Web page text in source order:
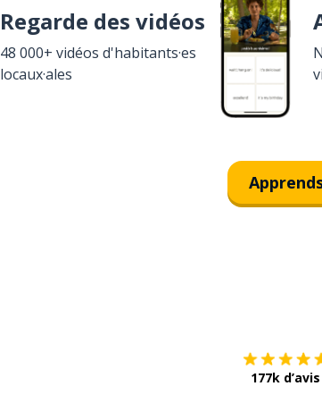
Regarde des vidéos
48 000+ vidéos d'habitants·es
locaux·ales
177k d’avis